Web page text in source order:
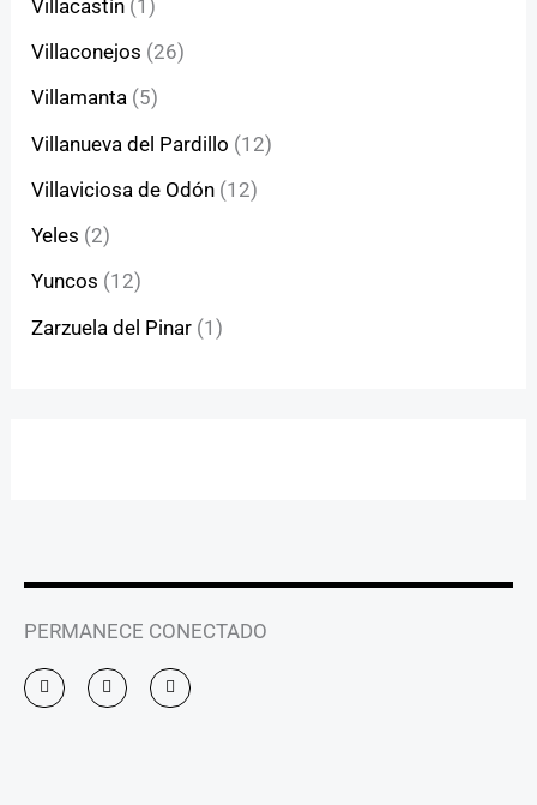
Villacastín (1)
Villaconejos (26)
Villamanta (5)
Villanueva del Pardillo (12)
Villaviciosa de Odón (12)
Yeles (2)
Yuncos (12)
Zarzuela del Pinar (1)
PERMANECE CONECTADO
I
n
s
F
a
c
Y
o
u